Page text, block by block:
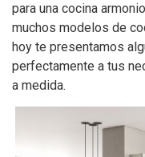
para una cocina
muchos modelos de
hoy te presentamos
perfectamente a tus
a medida.